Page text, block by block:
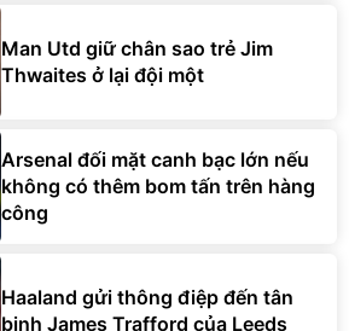
Man Utd giữ chân sao trẻ Jim
Thwaites ở lại đội một
Arsenal đối mặt canh bạc lớn nếu
không có thêm bom tấn trên hàng
công
Haaland gửi thông điệp đến tân
binh James Trafford của Leeds